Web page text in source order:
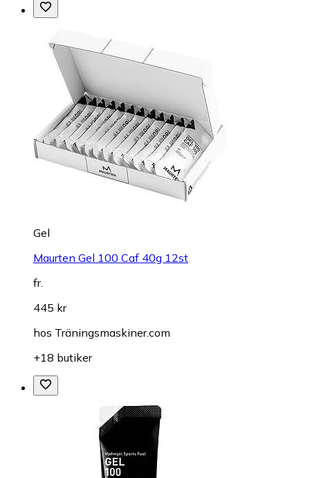
Gel
Maurten Gel 100 Caf 40g 12st
fr.
445 kr
hos Träningsmaskiner.com
+18 butiker